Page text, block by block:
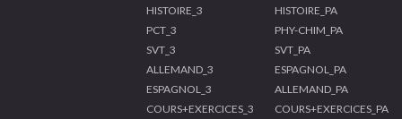
HISTOIRE_3
PCT_3
SVT_3
ALLEMAND_3
ESPAGNOL_3
COURS+EXERCICES_3
HISTOIRE_PA
PHY-CHIM_PA
SVT_PA
ESPAGNOL_PA
ALLEMAND_PA
COURS+EXERCICES_PA